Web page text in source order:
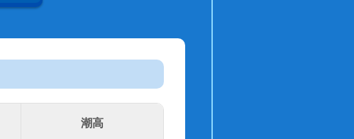
潮高